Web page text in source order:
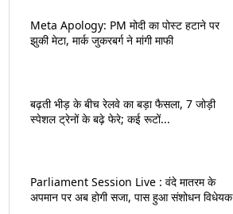
Meta Apology: PM मोदी का पोस्ट हटाने पर
झुकी मेटा, मार्क जुकरबर्ग ने मांगी माफी
बढ़ती भीड़ के बीच रेलवे का बड़ा फैसला, 7 जोड़ी
स्पेशल ट्रेनों के बढ़े फेरे; कई रूटों...
Parliament Session Live : वंदे मातरम के
अपमान पर अब होगी सजा, पास हुआ संशोधन विधेयक